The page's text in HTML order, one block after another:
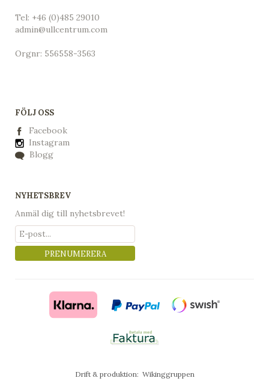
Tel: +46 (0)485 29010
admin@ullcentrum.com
Orgnr: 556558-3563
FÖLJ OSS
Facebook
Instagram
Blogg
NYHETSBREV
Anmäl dig till nyhetsbrevet!
PRENUMERERA
Drift & produktion: Wikinggruppen